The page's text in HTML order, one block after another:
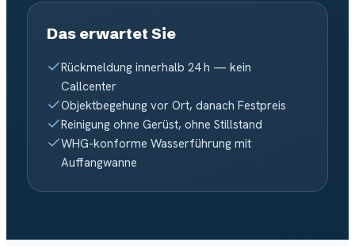
Das erwartet Sie
Rückmeldung innerhalb 24 h — kein
Callcenter
Objektbegehung vor Ort, danach Festpreis
Reinigung ohne Gerüst, ohne Stillstand
WHG-konforme Wasserführung mit
Auffangwanne